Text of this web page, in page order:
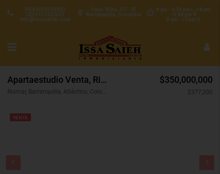
8 am - 4:30 pm L-J 8 am
- 5:00 pm V
8 am - 12 pm S
Calle 70 No. 57 - 25
Barranquilla, Colombia
PBX 6053533427
CEL3157227537
info@issasaieh.com
Apartaestudio Venta, Riomar, Barranquilla (28448)
Riomar, Barranquilla, Atlántico, Colombia
$350,000,000
$377,200
VENTA